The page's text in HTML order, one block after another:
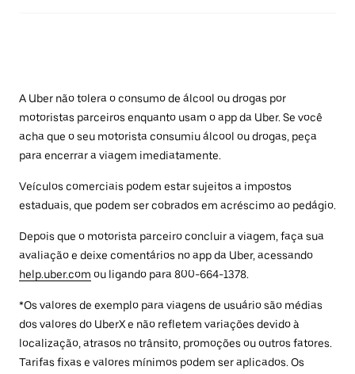
A Uber não tolera o consumo de álcool ou drogas por
motoristas parceiros enquanto usam o app da Uber. Se você
acha que o seu motorista consumiu álcool ou drogas, peça
para encerrar a viagem imediatamente.
Veículos comerciais podem estar sujeitos a impostos
estaduais, que podem ser cobrados em acréscimo ao pedágio.
Depois que o motorista parceiro concluir a viagem, faça sua
avaliação e deixe comentários no app da Uber, acessando
help.uber.com ou ligando para 800-664-1378.
*Os valores de exemplo para viagens de usuário são médias
dos valores do UberX e não refletem variações devido à
localização, atrasos no trânsito, promoções ou outros fatores.
Tarifas fixas e valores mínimos podem ser aplicados. Os